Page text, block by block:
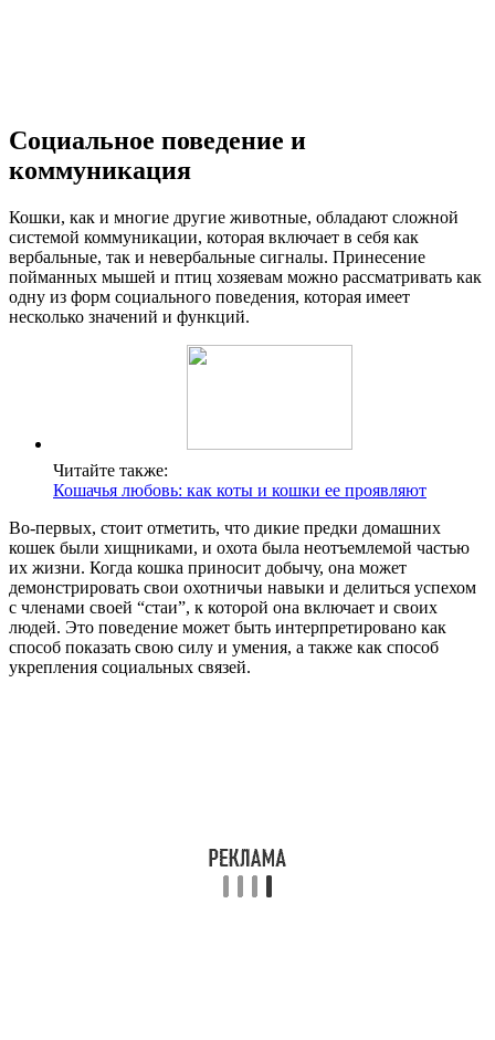
Социальное поведение и
коммуникация
Кошки, как и многие другие животные, обладают сложной
системой коммуникации, которая включает в себя как
вербальные, так и невербальные сигналы. Принесение
пойманных мышей и птиц хозяевам можно рассматривать как
одну из форм социального поведения, которая имеет
несколько значений и функций.
Читайте также:
Кошачья любовь: как коты и кошки ее проявляют
Во-первых, стоит отметить, что дикие предки домашних
кошек были хищниками, и охота была неотъемлемой частью
их жизни. Когда кошка приносит добычу, она может
демонстрировать свои охотничьи навыки и делиться успехом
с членами своей “стаи”, к которой она включает и своих
людей. Это поведение может быть интерпретировано как
способ показать свою силу и умения, а также как способ
укрепления социальных связей.